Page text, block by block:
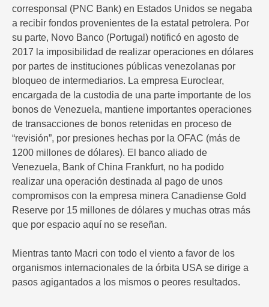
corresponsal (PNC Bank) en Estados Unidos se negaba
a recibir fondos provenientes de la estatal petrolera. Por
su parte, Novo Banco (Portugal) notificó en agosto de
2017 la imposibilidad de realizar operaciones en dólares
por partes de instituciones públicas venezolanas por
bloqueo de intermediarios. La empresa Euroclear,
encargada de la custodia de una parte importante de los
bonos de Venezuela, mantiene importantes operaciones
de transacciones de bonos retenidas en proceso de
“revisión”, por presiones hechas por la OFAC (más de
1200 millones de dólares). El banco aliado de
Venezuela, Bank of China Frankfurt, no ha podido
realizar una operación destinada al pago de unos
compromisos con la empresa minera Canadiense Gold
Reserve por 15 millones de dólares y muchas otras más
que por espacio aquí no se reseñan.
Mientras tanto Macri con todo el viento a favor de los
organismos internacionales de la órbita USA se dirige a
pasos agigantados a los mismos o peores resultados.